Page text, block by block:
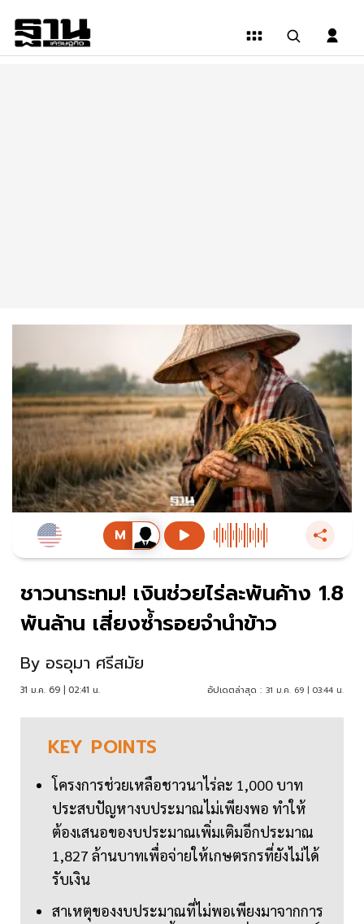
ชาวนาระทม! เงินช่วยไร่ละพันค้าง 1.8
พันล้าน เสี่ยงซ้ำรอยจำนำข้าว
By อรอุมา ศรีสมัย
31 ม.ค. 69 | 02:41 น. อัปเดตล่าสุด : 31 ม.ค. 69 | 03:44 น.
KEY POINTS
โครงการช่วยเหลือชาวนาไร่ละ 1,000 บาท
ประสบปัญหางบประมาณไม่เพียงพอ ทำให้
ต้องเสนอของบประมาณเพิ่มเติมอีกประมาณ
1,827 ล้านบาทเพื่อจ่ายให้เกษตรกรที่ยังไม่ได้
รับเงิน
สาเหตุของงบประมาณที่ไม่พอเพียงมาจากการ